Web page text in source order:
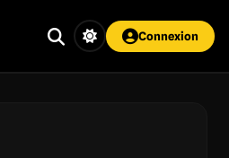
Connexion